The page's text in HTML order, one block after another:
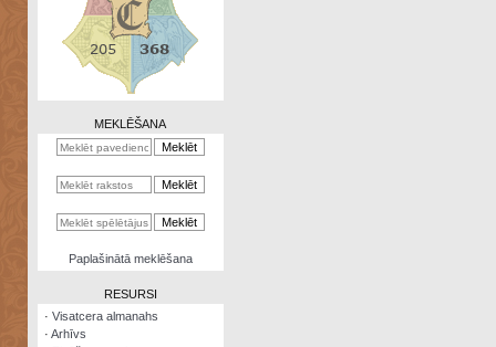
Zināšanu
kalkulators
Nomētātās
MEKLĒŠANA
Paplašinātā meklēšana
RESURSI
· Visatcera almanahs
· Arhīvs